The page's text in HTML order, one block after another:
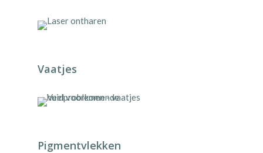
Vaatjes
Pigmentvlekken